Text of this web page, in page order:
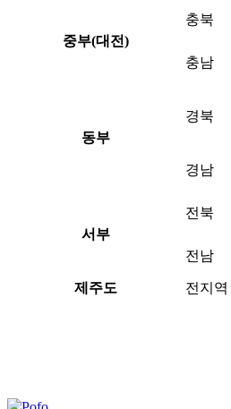
중부(대전)
충북
충남
동부
경북
경남
서부
전북
전남
제주도
전지역